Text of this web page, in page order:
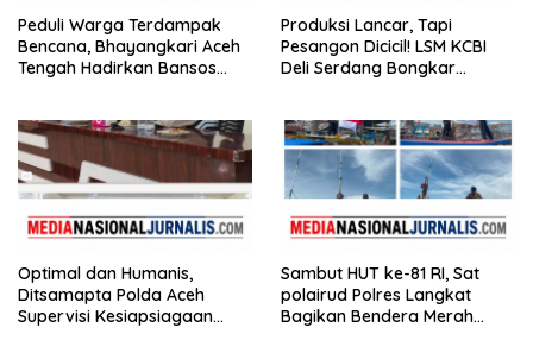
Peduli Warga Terdampak
Bencana, Bhayangkari Aceh
Tengah Hadirkan Bansos
Produksi Lancar, Tapi
Pesangon Dicicil! LSM KCBI
Deli Serdang Bongkar
Optimal dan Humanis,
Ditsamapta Polda Aceh
Supervisi Kesiapsiagaan
Sambut HUT ke-81 RI, Sat
polairud Polres Langkat
Bagikan Bendera Merah